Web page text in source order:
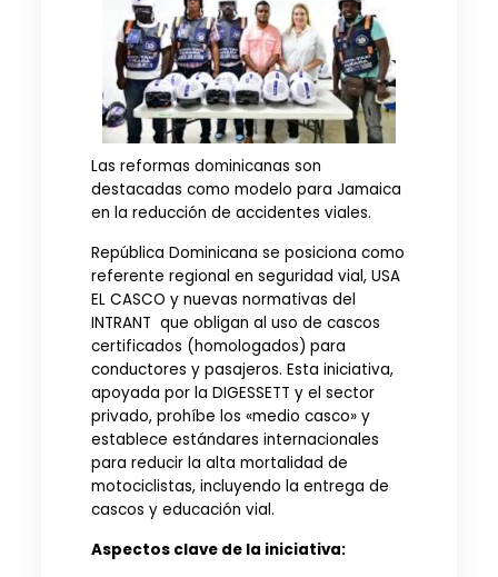
Las reformas dominicanas son
destacadas como modelo para Jamaica
en la reducción de accidentes viales.
República Dominicana se posiciona como
referente regional en seguridad vial, USA
EL CASCO y nuevas normativas del
INTRANT que obligan al uso de cascos
certificados (homologados) para
conductores y pasajeros. Esta iniciativa,
apoyada por la DIGESSETT y el sector
privado, prohíbe los «medio casco» y
establece estándares internacionales
para reducir la alta mortalidad de
motociclistas, incluyendo la entrega de
cascos y educación vial.
Aspectos clave de la iniciativa: